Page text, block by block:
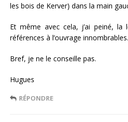
les bois de Kerver) dans la main
Et même avec cela, j’ai peiné, la
références à l’ouvrage
Bref, je ne le conseille pas.
Hugues
RÉPONDRE